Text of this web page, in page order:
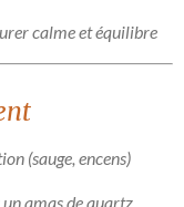
calme et équilibre
(sauge, encens)
amas de quartz